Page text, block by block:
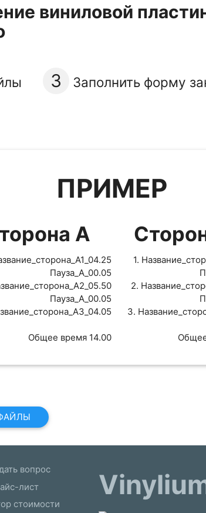
виниловой
3 Заполнить форму
ПРИМЕР
А
Пауза_A_00.05
Пауза_A_00.05
Общее время 14.00
1.
2.
3.
вопрос
лист
стоимости